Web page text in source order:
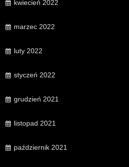
kwiecień 2022
marzec 2022
luty 2022
styczeń 2022
grudzień 2021
listopad 2021
październik 2021